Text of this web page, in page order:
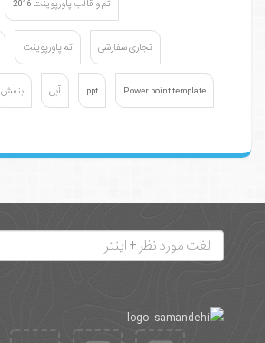
تم و قالب پاورپوینت 2016
تم پاورپوینت تجاری سفارشی
بنفش آبی ppt Power point template